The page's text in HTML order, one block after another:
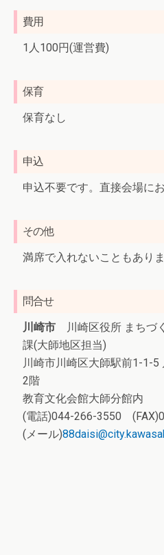
費用
1人100円(運営費)
保育
保育なし
申込
申込不要です。直接会場に
その他
満席で入れないこともありま
問合せ
川崎市 川崎区役所 まちづ
課(大師地区担当)
川崎市川崎区大師駅前1-1-5
2階
教育文化会館大師分館内
(電話)044-266-3550
(メール)